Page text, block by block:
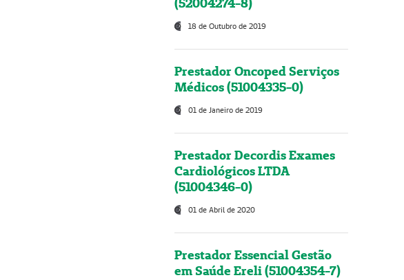
(52004274-8)
18 de Outubro de 2019
Prestador Oncoped Serviços
Médicos (51004335-0)
01 de Janeiro de 2019
Prestador Decordis Exames
Cardiológicos LTDA
(51004346-0)
01 de Abril de 2020
Prestador Essencial Gestão
em Saúde Ereli (51004354-7)